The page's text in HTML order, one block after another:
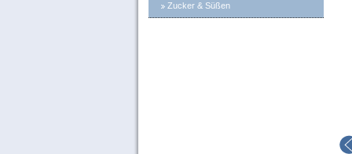
Zucker & Süßen